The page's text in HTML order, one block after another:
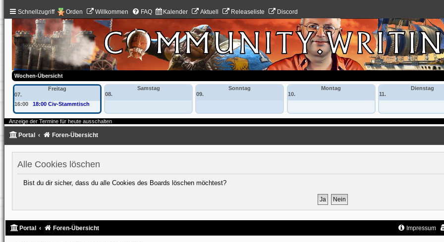
Schnellzugriff Orden Willkommen FAQ Kalender Aktuell Releaseliste Discord
Wochen-Übersicht
Freitag
07.
16:00
18:00 Civ-Stammtisch
Samstag
08.
Sonntag
09.
Montag
10.
Dienstag
11.
Anzeige der Termine für heute ausschalten
Portal Foren-Übersicht
Alle Cookies löschen
Bist du dir sicher, dass du alle Cookies des Boards löschen möchtest?
Portal Foren-Übersicht Impressum